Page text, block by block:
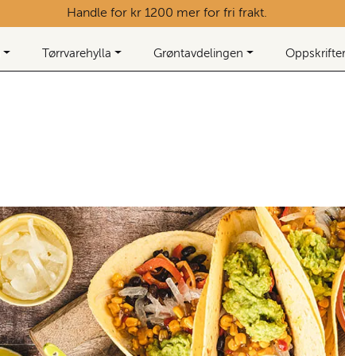
Handle for kr 1200 mer for fri frakt.
Tørrvarehylla Grøntavdelingen Oppskrifter